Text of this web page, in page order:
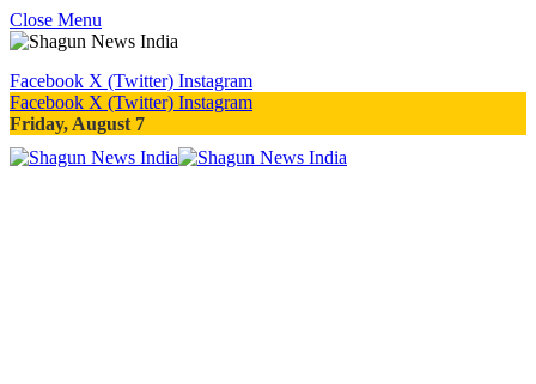
Close Menu
Facebook X (Twitter) Instagram
Facebook X (Twitter) Instagram
Friday, August 7